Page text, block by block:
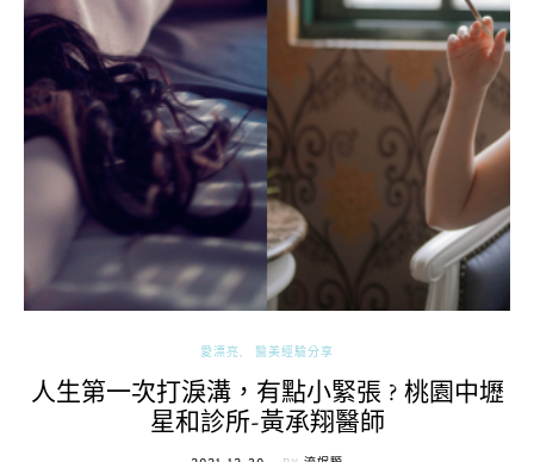
愛漂亮 醫美經驗分享
人生第一次打淚溝，有點小緊張 ? 桃園中壢
星和診所-黃承翔醫師